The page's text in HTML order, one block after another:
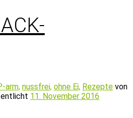
arm, nussfrei, ohne Ei, Rezepte von
11. November 2016